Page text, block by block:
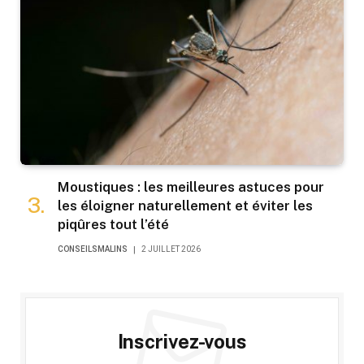
Moustiques : les meilleures astuces pour
les éloigner naturellement et éviter les
piqûres tout l’été
CONSEILSMALINS 2 JUILLET 2026
Inscrivez-vous